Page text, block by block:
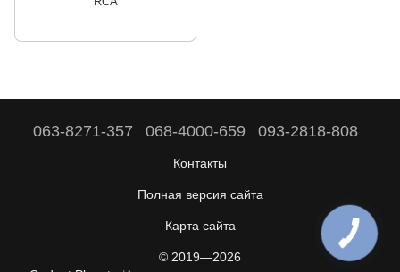
063-8271-357 068-4000-659 093-2818-808
Контакты
Полная версия сайта
Карта сайта
© 2019—2026